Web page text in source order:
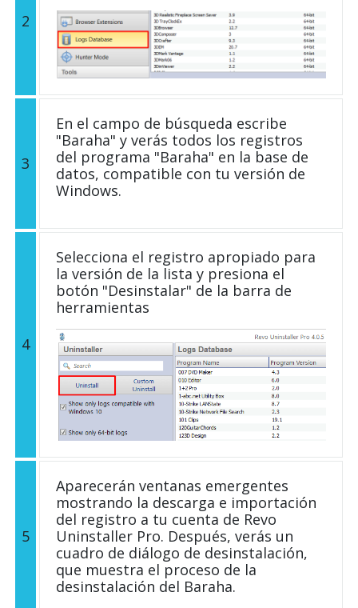
2
3
En el campo de búsqueda escribe
"Baraha" y verás todos los registros
del programa "Baraha" en la base de
datos, compatible con tu versión de
Windows.
4
Selecciona el registro apropiado para
la versión de la lista y presiona el
botón "Desinstalar" de la barra de
herramientas
5
Aparecerán ventanas emergentes
mostrando la descarga e importación
del registro a tu cuenta de Revo
Uninstaller Pro. Después, verás un
cuadro de diálogo de desinstalación,
que muestra el proceso de la
desinstalación del Baraha.